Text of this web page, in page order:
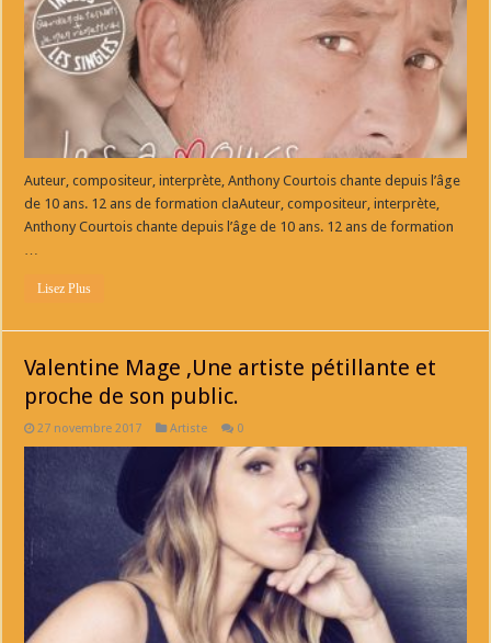
Auteur, compositeur, interprète, Anthony Courtois chante depuis l’âge
de 10 ans. 12 ans de formation claAuteur, compositeur, interprète,
Anthony Courtois chante depuis l’âge de 10 ans. 12 ans de formation
Lisez Plus
Valentine Mage ,Une artiste pétillante et
proche de son public.
27 novembre 2017 Artiste 0